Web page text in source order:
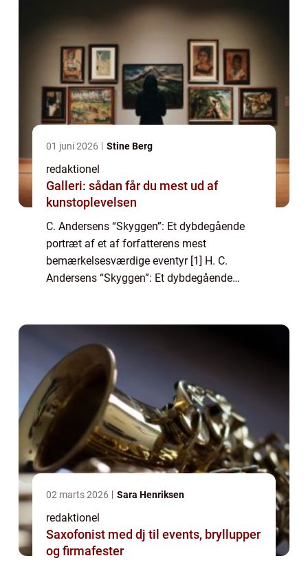
01 juni 2026 Stine Berg
redaktionel
Galleri: sådan får du mest ud af
kunstoplevelsen
C. Andersens “Skyggen”: Et dybdegående
portræt af et af forfatterens mest
bemærkelsesværdige eventyr [1] H. C.
Andersens “Skyggen”: Et dybdegående
02 marts 2026 Sara Henriksen
redaktionel
Saxofonist med dj til events, bryllupper
og firmafester